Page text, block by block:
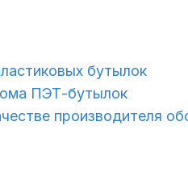
бутылок
ПЭТ-бутылок
производителя